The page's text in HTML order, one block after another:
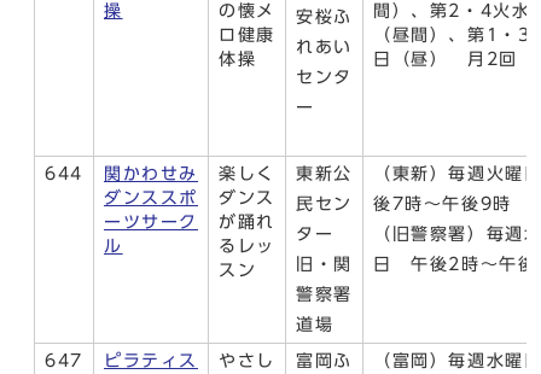
操
の懐メ
ロ健康
体操
安桜ふ
れあい
センタ
ー
間）、第2・4火水
（昼間）、第1・3
日（昼） 月2回
644
関かわせみ
ダンススポ
ーツサーク
ル
楽しく
ダンス
が踊れ
るレッ
スン
東新公
民セン
ター
旧・関
警察署
道場
（東新）毎週火曜
後7時～午後9時
（旧警察署）毎週
日 午後2時～午後
647
ピラティス
やさし
富岡ふ
（富岡）毎週水曜